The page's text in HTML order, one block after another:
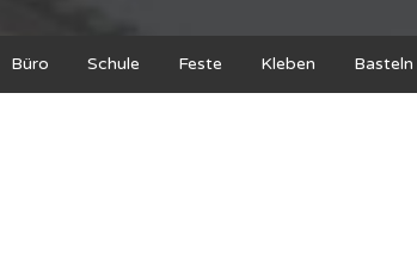
Büro Schule Feste Kleben Basteln